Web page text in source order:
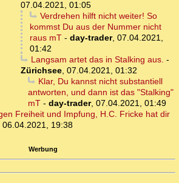
07.04.2021, 01:05
Verdrehen hilft nicht weiter! So
kommst Du aus der Nummer nicht
raus mT - day-trader, 07.04.2021,
01:42
Langsam artet das in Stalking aus. -
Zürichsee, 07.04.2021, 01:32
Klar, Du kannst nicht substantiell
antworten, und dann ist das "Stalking"
mT - day-trader, 07.04.2021, 01:49
Freiheit und Impfung, H.C. Fricke hat dir
06.04.2021, 19:38
Werbung